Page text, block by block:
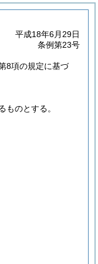
平成18年6月29日
条例第23号
8項の規定に基づ
のとする。